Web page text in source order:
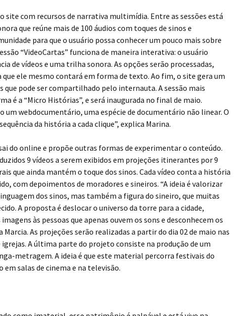
site com recursos de narrativa multimídia. Entre as sessões está
que reúne mais de 100 áudios com toques de sinos e
para que o usuário possa conhecer um pouco mais sobre
“VideoCartas” funciona de maneira interativa: o usuário
de vídeos e uma trilha sonora. As opções serão processadas,
ele mesmo contará em forma de texto. Ao fim, o site gera um
que pode ser compartilhado pelo internauta. A sessão mais
é a “Micro Histórias”, e será inaugurada no final de maio.
um webdocumentário, uma espécie de documentário não linear. O
da história a cada clique”, explica Marina.
do online e propõe outras formas de experimentar o conteúdo.
9 vídeos a serem exibidos em projeções itinerantes por 9
que ainda mantém o toque dos sinos. Cada vídeo conta a história
com depoimentos de moradores e sineiros. “A ideia é valorizar
dos sinos, mas também a figura do sineiro, que muitas
A proposta é deslocar o universo da torre para a cidade,
às pessoas que apenas ouvem os sons e desconhecem os
Marcia. As projeções serão realizadas a partir do dia 02 de maio nas
igrejas. A última parte do projeto consiste na produção de um
metragem. A ideia é que este material percorra festivais do
em salas de cinema e na televisão.